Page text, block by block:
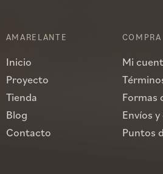
AMARELANTE
Inicio
Proyecto
Tienda
Blog
Contacto
Mi
Formas
Envíos
Puntos